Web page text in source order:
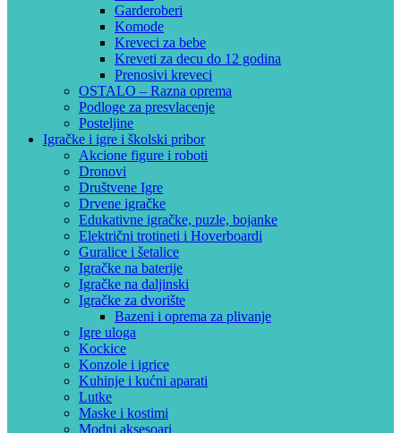
Garderoberi
Komode
Kreveci za bebe
Kreveti za decu do 12 godina
Prenosivi kreveci
OSTALO – Razna oprema
Podloge za presvlacenje
Posteljine
Igračke i igre i školski pribor
Akcione figure i roboti
Dronovi
Društvene Igre
Drvene igračke
Edukativne igračke, puzle, bojanke
Električni trotineti i Hoverboardi
Guralice i šetalice
Igračke na baterije
Igračke na daljinski
‎Igračke za dvorište
Bazeni i oprema za plivanje
Igre uloga
Kockice
Konzole i igrice
Kuhinje i kućni aparati
Lutke
Maske i kostimi
Modni aksesoari